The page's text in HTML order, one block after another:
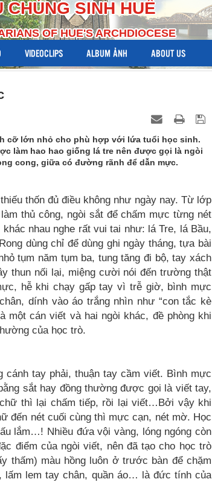
CHỦNG SINH HUẾ
OF HUE'S ARCHDIOCESE
VIDEOCLIPS ALBUM ẢNH ABOUT US
cỡ lớn nhỏ cho phù hợp với lứa tuổi học sinh.
làm hao hao giống lá tre nên được gọi là ngòi
cong, giữa có đường rãnh để dẫn mực.
thốn đủ điều không như ngày nay. Từ lớp
thủ công, ngòi sắt để chấm mực từng nét
nhau nghe rất vui tai như: lá Tre, lá Bầu,
dùng chỉ để dùng ghi ngày tháng, tựa bài
tụm năm tụm ba, tung tăng đi bộ, tay xách
thun nối lại, miệng cười nói đến trường thật
hễ khi chạy gấp tay vì trễ giờ, bình mực
dính vào áo trắng nhìn như “con tắc kè
một cán viết và hai ngòi khác, đề phòng khi
của học trò.
tay phải, thuận tay cầm viết. Bình mực
sắt hay đồng thường được gọi là viết tay,
thì lại chấm tiếp, rồi lại viết…Bởi vậy khi
đến nét cuối cùng thì mực cạn, nét mờ. Học
lắm…! Nhiều đứa vội vàng, lóng ngóng còn
điểm của ngòi viết, nên đã tạo cho học trò
thấm) màu hồng luôn ở trước bàn để chặm
lem tay chân, quần áo… là đức tính của